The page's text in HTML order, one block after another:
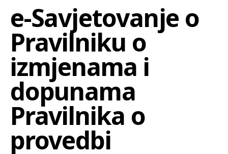
e-Savjetovanje o
Pravilniku o
izmjenama i
dopunama
Pravilnika o
provedbi